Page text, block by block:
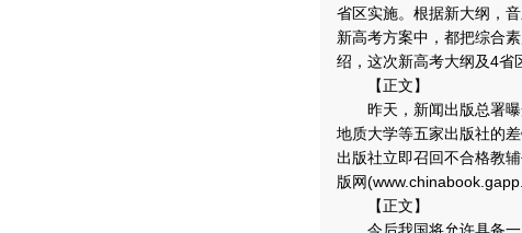
省区实施。根据新大纲，
新高考方案中，都把综合
绍，这次新高考大纲及4省
【正文】
昨天，新闻出版总署曝
地质大学等五家出版社的
出版社立即召回不合格教
版网
【正文】